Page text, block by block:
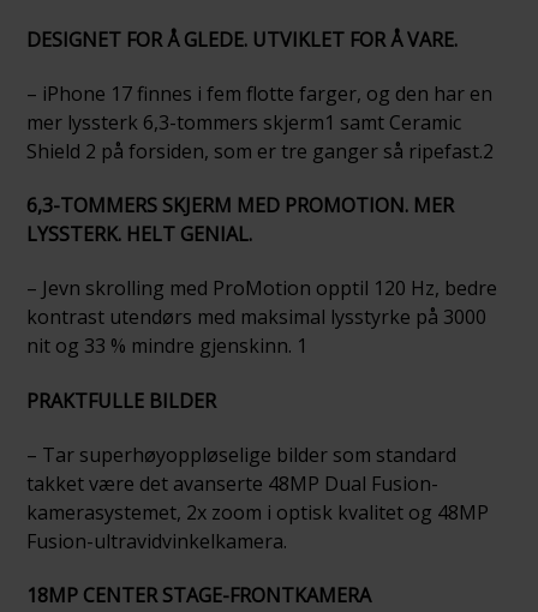
DESIGNET FOR Å GLEDE. UTVIKLET FOR Å VARE.
– iPhone 17 finnes i fem flotte farger, og den har en
mer lyssterk 6,3-tommers skjerm1 samt Ceramic
Shield 2 på forsiden, som er tre ganger så ripefast.2
6,3-TOMMERS SKJERM MED PROMOTION. MER
LYSSTERK. HELT GENIAL.
– Jevn skrolling med ProMotion opptil 120 Hz, bedre
kontrast utendørs med maksimal lysstyrke på 3000
nit og 33 % mindre gjenskinn. 1
PRAKTFULLE BILDER
– Tar superhøyoppløselige bilder som standard
takket være det avanserte 48MP Dual Fusion-
kamerasystemet, 2x zoom i optisk kvalitet og 48MP
Fusion-ultravidvinkelkamera.
18MP CENTER STAGE-FRONTKAMERA